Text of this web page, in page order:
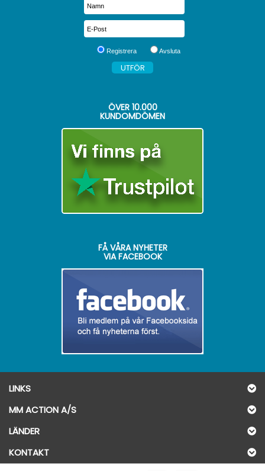
Registrera Avsluta
ÖVER 10.000
KUNDOMDÖMEN
FÅ VÅRA NYHETER
VIA FACEBOOK
LINKS
MM ACTION A/S
LÄNDER
KONTAKT